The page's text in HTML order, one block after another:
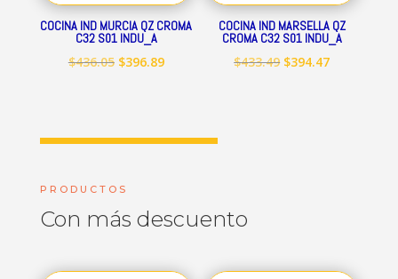
COCINA IND MURCIA QZ CROMA
C32 S01 INDU_A
$436.05 El
$396.89El
COCINA IND MARSELLA QZ
CROMA C32 S01 INDU_A
$433.49 El
$394.47El
PRODUCTOS
Con más descuento